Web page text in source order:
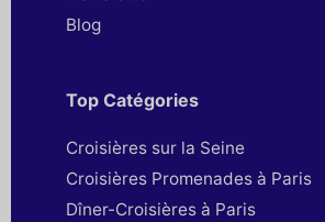
Blog
Top Catégories
Croisières sur la Seine
Croisières Promenades à Paris
Dîner-Croisières à Paris